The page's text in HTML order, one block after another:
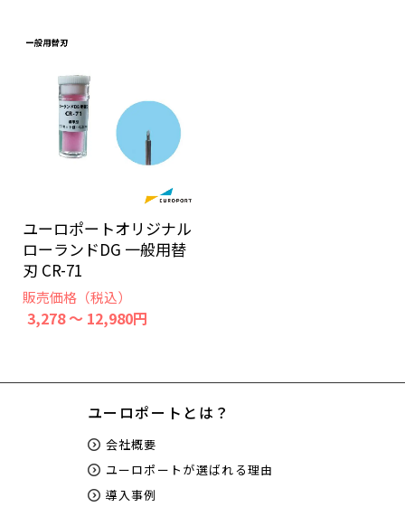
ユーロポートオリジナル
ローランドDG 一般用替
刃 CR-71
販売価格（税込）
3,278 ～ 12,980円
ユーロポートとは？
会社概要
ユーロポートが選ばれる理由
導入事例